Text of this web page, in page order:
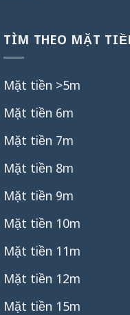
TÌM THEO MẶT
Mặt tiền >5m
Mặt tiền 6m
Mặt tiền 7m
Mặt tiền 8m
Mặt tiền 9m
Mặt tiền 10m
Mặt tiền 11m
Mặt tiền 12m
Mặt tiền 15m